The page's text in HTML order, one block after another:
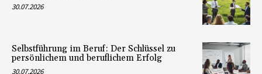
30.07.2026
Selbstführung im Beruf: Der Schlüssel zu
persönlichem und beruflichem Erfolg
30.07.2026